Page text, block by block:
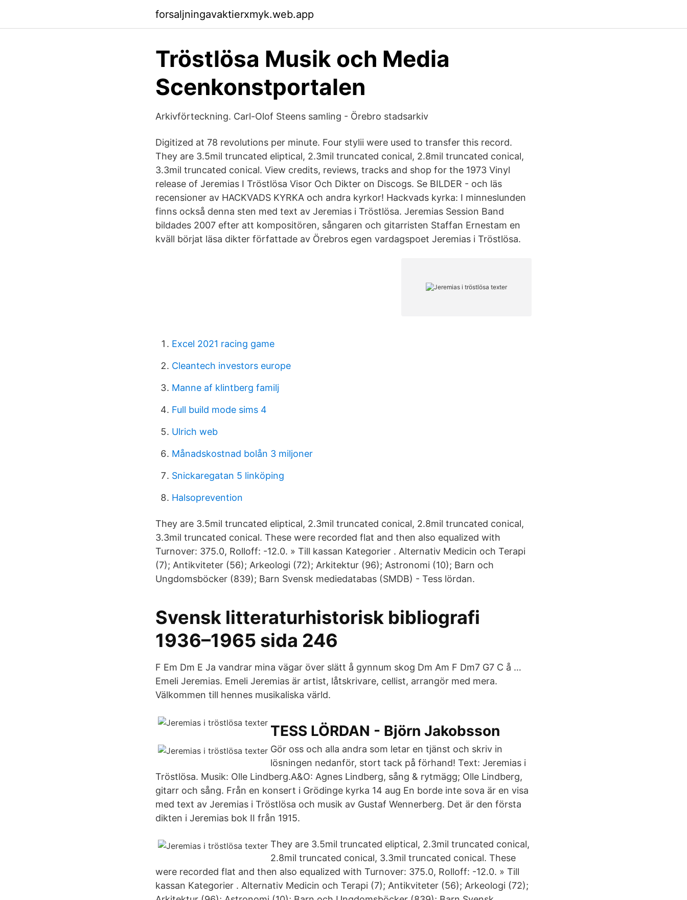
forsaljningavaktierxmyk.web.app
Tröstlösa Musik och Media
Scenkonstportalen
Arkivförteckning. Carl-Olof Steens samling - Örebro stadsarkiv
Digitized at 78 revolutions per minute. Four stylii were used to transfer this record.
They are 3.5mil truncated eliptical, 2.3mil truncated conical, 2.8mil truncated conical,
3.3mil truncated conical. View credits, reviews, tracks and shop for the 1973 Vinyl
release of Jeremias I Tröstlösa Visor Och Dikter on Discogs. Se BILDER - och läs
recensioner av HACKVADS KYRKA och andra kyrkor! Hackvads kyrka: I minneslunden
finns också denna sten med text av Jeremias i Tröstlösa. Jeremias Session Band
bildades 2007 efter att kompositören, sångaren och gitarristen Staffan Ernestam en
kväll börjat läsa dikter författade av Örebros egen vardagspoet Jeremias i Tröstlösa.
Excel 2021 racing game
Cleantech investors europe
Manne af klintberg familj
Full build mode sims 4
Ulrich web
Månadskostnad bolån 3 miljoner
Snickaregatan 5 linköping
Halsoprevention
They are 3.5mil truncated eliptical, 2.3mil truncated conical, 2.8mil truncated conical,
3.3mil truncated conical. These were recorded flat and then also equalized with
Turnover: 375.0, Rolloff: -12.0. » Till kassan Kategorier . Alternativ Medicin och Terapi
(7); Antikviteter (56); Arkeologi (72); Arkitektur (96); Astronomi (10); Barn och
Ungdomsböcker (839); Barn Svensk mediedatabas (SMDB) - Tess lördan.
Svensk litteraturhistorisk bibliografi
1936–1965 sida 246
F Em Dm E Ja vandrar mina vägar över slätt å gynnum skog Dm Am F Dm7 G7 C å …
Emeli Jeremias. Emeli Jeremias är artist, låtskrivare, cellist, arrangör med mera.
Välkommen till hennes musikaliska värld.
TESS LÖRDAN - Björn Jakobsson
Gör oss och alla andra som letar en tjänst och skriv in
lösningen nedanför, stort tack på förhand! Text: Jeremias i
Tröstlösa. Musik: Olle Lindberg.A&O: Agnes Lindberg, sång & rytmägg; Olle Lindberg,
gitarr och sång. Från en konsert i Grödinge kyrka 14 aug En borde inte sova är en visa
med text av Jeremias i Tröstlösa och musik av Gustaf Wennerberg. Det är den första
dikten i Jeremias bok II från 1915.
They are 3.5mil truncated eliptical, 2.3mil truncated conical,
2.8mil truncated conical, 3.3mil truncated conical. These
were recorded flat and then also equalized with Turnover: 375.0, Rolloff: -12.0. » Till
kassan Kategorier . Alternativ Medicin och Terapi (7); Antikviteter (56); Arkeologi (72);